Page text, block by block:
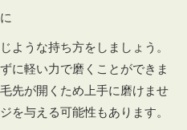
ような持ち方をしましょう。
に軽い力で磨くことができま
先が開くため上手に磨けませ
を与える可能性もあります。